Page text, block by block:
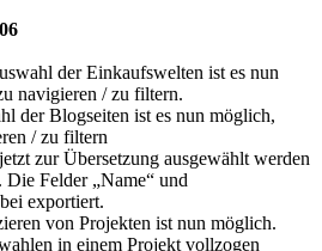
der Einkaufswelten ist es nun
navigieren / zu filtern.
der Blogseiten ist es nun möglich,
/ zu filtern
zur Übersetzung ausgewählt werden
Felder „Name“ und
exportiert.
von Projekten ist nun möglich.
in einem Projekt vollzogen